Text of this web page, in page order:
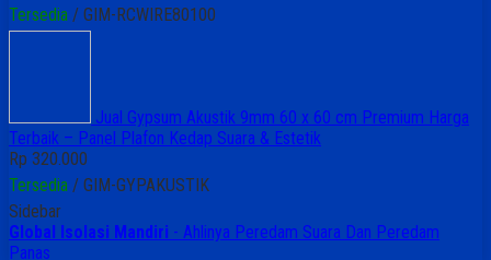
Tersedia / GIM-RCWIRE80100
Jual Gypsum Akustik 9mm 60 x 60 cm Premium Harga
Terbaik – Panel Plafon Kedap Suara & Estetik
Rp 320.000
Tersedia / GIM-GYPAKUSTIK
Sidebar
Global Isolasi Mandiri - Ahlinya Peredam Suara Dan Peredam
Panas